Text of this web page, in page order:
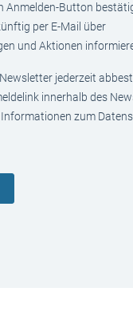
Anmelden-Button
per E-Mail über
und Aktionen
jederzeit
innerhalb des
Informationen zum